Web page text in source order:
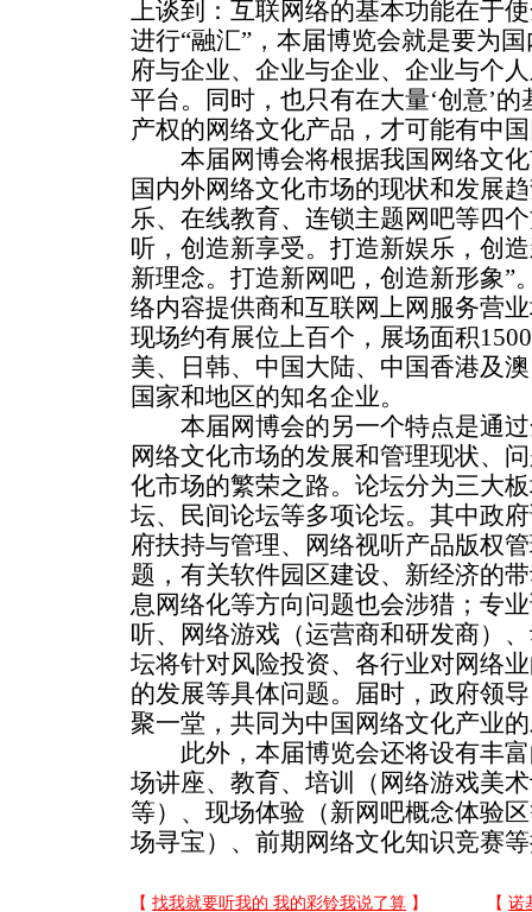
上谈到：互联网络的基本功能在于
进行“融汇”，本届博览会就是要为
府与企业、企业与企业、企业与个
平台。同时，也只有在大量‘创意’
产权的网络文化产品，才可能有中
本届网博会将根据我国网络文化
国内外网络文化市场的现状和发展
乐、在线教育、连锁主题网吧等四
听，创造新享受。打造新娱乐，创
新理念。打造新网吧，创造新形象”
络内容提供商和互联网上网服务营
现场约有展位上百个，展场面积
美、日韩、中国大陆、中国香港及
国家和地区的知名企业。
本届网博会的另一个特点是通过
网络文化市场的发展和管理现状、
化市场的繁荣之路。论坛分为三大
坛、民间论坛等多项论坛。其中政
府扶持与管理、网络视听产品版权
题，有关软件园区建设、新经济的
息网络化等方向问题也会涉猎；专
听、网络游戏（运营商和研发商）
坛将针对风险投资、各行业对网络
的发展等具体问题。届时，政府领
聚一堂，共同为中国网络文化产业
此外，本届博览会还将设有丰富
场讲座、教育、培训（网络游戏美
等）、现场体验（新网吧概念体验
场寻宝）、前期网络文化知识竞赛